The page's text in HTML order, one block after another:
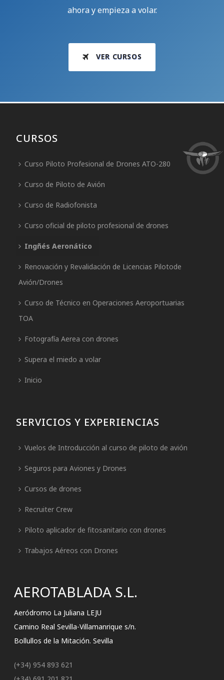
ahora y empieza a volar.
VER CURSOS
CURSOS
Curso Piloto Profesional de Drones ATO-280
Curso de Piloto de Avión
Curso de Radiofonista
Curso oficial de piloto profesional de drones
Ingñés Aeronático
Renovación y Revalidación de Licencias Pilotode
Avión/Drones
Curso de Técnico en Operaciones Aeroportuarias
TOA
Fotografía Aerea con drones
Supera el miedo a volar
Inicio
SERVICIOS Y EXPERIENCIAS
Vuelos de Introducción al curso de piloto de avión
Seguros para Aviones y Drones
Cursos de drones
Recruiter Crew
Piloto aplicador de fitosanitario con drones
Trabajos Aéreos con Drones
AEROTABLADA S.L.
Aeródromo La Juliana LEJU
Camino Real Sevilla-Villamanrique s/n.
Bollullos de la Mitación. Sevilla
(+34) 954 893 621